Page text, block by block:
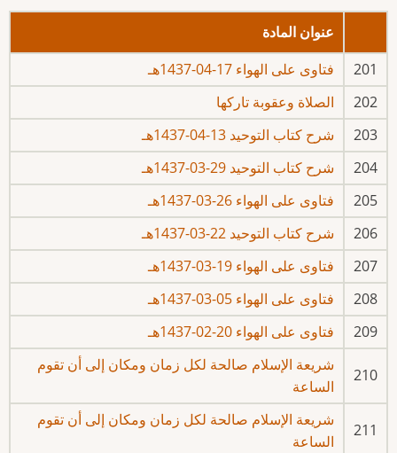
عنوان المادة
201
فتاوى على الهواء 17-04-1437هـ
202
الصلاة وعقوبة تاركها
203
شرح كتاب التوحيد 13-04-1437هـ
204
شرح كتاب التوحيد 29-03-1437هـ
205
فتاوى على الهواء 26-03-1437هـ
206
شرح كتاب التوحيد 22-03-1437هـ
207
فتاوى على الهواء 19-03-1437هـ
208
فتاوى على الهواء 05-03-1437هـ
209
فتاوى على الهواء 20-02-1437هـ
210
شريعة الإسلام صالحة لكل زمان ومكان إلى أن تقوم
الساعة
211
شريعة الإسلام صالحة لكل زمان ومكان إلى أن تقوم
الساعة